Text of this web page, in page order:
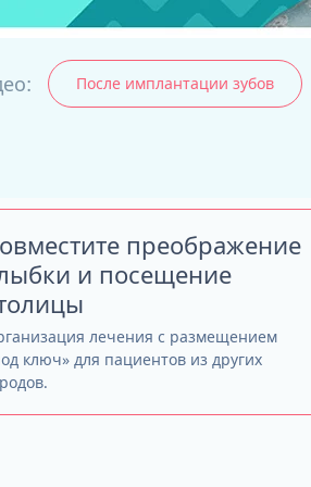
ALL-ON-4
Complex
После имплантации зубов
преображение
и посещение
лечения с размещением
ключ» для пациентов из других